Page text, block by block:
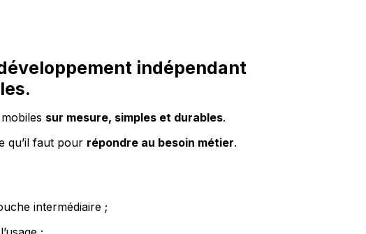
indépendant
sur mesure, simples et durables.
qu’il faut pour répondre au besoin métier.
intermédiaire ;